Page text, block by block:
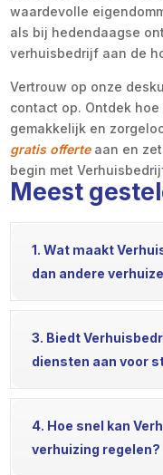
waardevolle
als bij hedendaagse
verhuisbedrijf aan de
Vertrouw op onze
contact op. Ontdek
gemakkelijk en
gratis offerteaan en
begin met
Meest
1. Wat maakt
dan andere
3. Biedt
diensten aan voor
4. Hoe snel kan
verhuizing regelen?